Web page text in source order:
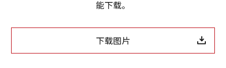
能下载。
下载图片